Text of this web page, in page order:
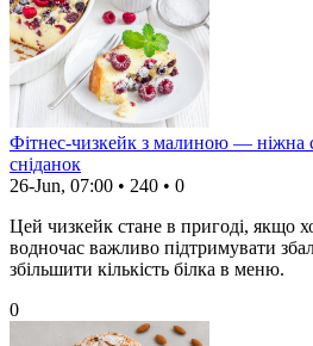
Фітнес-чизкейк з малиною — ніжна
сніданок
26-Jun, 07:00 • 240 • 0
Цей чизкейк стане в пригоді, якщо
водночас важливо підтримувати
збільшити кількість білка в меню.
0